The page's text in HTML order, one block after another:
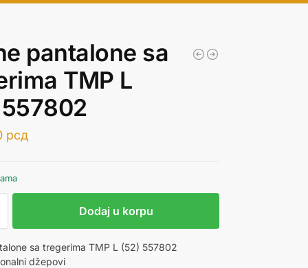
pantalone sa
TMP L
рсд
Dodaj u korpu
sa tregerima TMP L (52) 557802
džepovi